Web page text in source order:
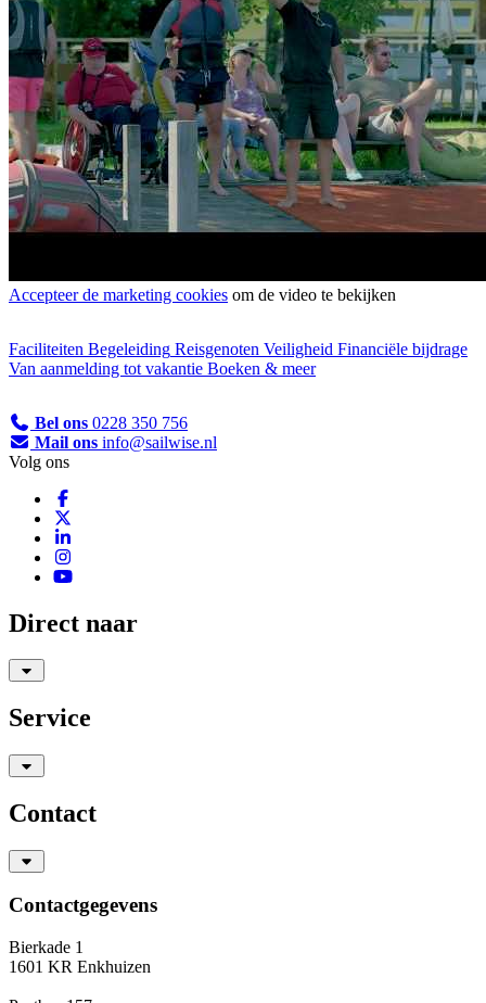
Accepteer de marketing cookies om de video te bekijken
Faciliteiten Begeleiding Reisgenoten Veiligheid Financiële bijdrage
Van aanmelding tot vakantie Boeken & meer
Bel ons 0228 350 756
Mail ons info@sailwise.nl
Volg ons
Direct naar
Service
Contact
Contactgegevens
Bierkade 1
1601 KR Enkhuizen